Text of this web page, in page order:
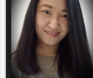
har också gott sinne för
humor. Ni älskar hundar och
även katter men mer på
doggos lmao. Star gazing,
titta på film, gå till stranden
och camping är mina
hobbyer faktiskt det finns
mycket att nämna lol. Hur
jag är från Filippinerna men
för närvarande bor och